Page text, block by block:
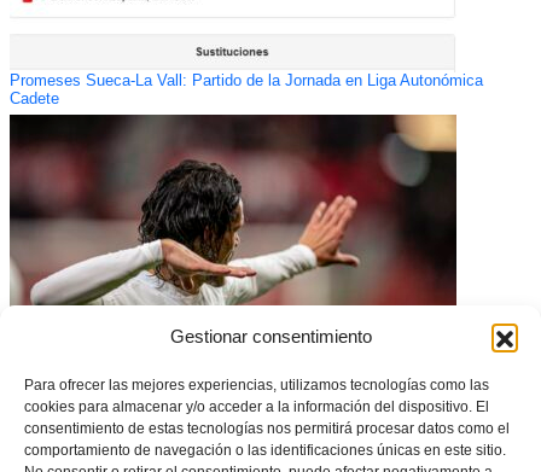
Gestionar consentimiento
Para ofrecer las mejores experiencias, utilizamos tecnologías como las
cookies para almacenar y/o acceder a la información del dispositivo. El
consentimiento de estas tecnologías nos permitirá procesar datos como el
comportamiento de navegación o las identificaciones únicas en este sitio.
Promeses Sueca-La Vall: Partido de la Jornada en Liga Autonómica
Cadete
El Valencia CF, único representante de la Comunitat en el sorteo de
Cuartos de la Copa del Rey